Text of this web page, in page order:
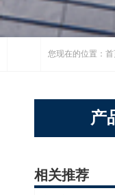
您现在的位置：
产
相关推荐